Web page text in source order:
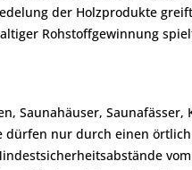
der Holzprodukte
Rohstoffgewinnung
Saunahäuser,
dürfen nur durch einen